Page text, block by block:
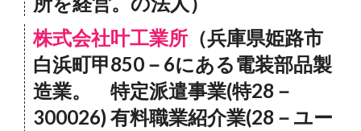
株式会社叶工業所 （兵庫県姫路市
白浜町甲850－6にある電装部品製
造業。 特定派遣事業(特28－
300026) 有料職業紹介業(28－ユー